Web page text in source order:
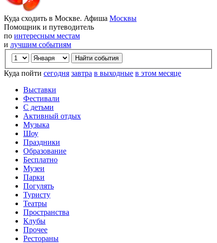
Куда сходить в Москве. Афиша Москвы
Помощник и путеводитель
по интересным местам
и лучшим событиям
Куда пойти сегодня завтра в выходные в этом месяце
Выставки
Фестивали
С детьми
Активный отдых
Музыка
Шоу
Праздники
Образование
Бесплатно
Музеи
Парки
Погулять
Туристу
Театры
Пространства
Клубы
Прочее
Рестораны